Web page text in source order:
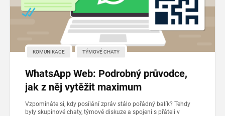
KOMUNIKACE TÝMOVÉ CHATY
WhatsApp Web: Podrobný průvodce,
jak z něj vytěžit maximum
Vzpomínáte si, kdy posílání zpráv stálo pořádný balík? Tehdy
byly skupinové chaty, týmové diskuze a spojení s přáteli v